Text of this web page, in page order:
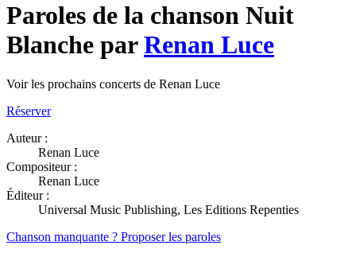
Paroles de la chanson Nuit
Blanche parRenan Luce
Voir les prochains concerts de Renan Luce
Réserver
Auteur :
Renan Luce
Compositeur :
Renan Luce
Éditeur :
Universal Music Publishing, Les Editions Repenties
Chanson manquante ? Proposer les paroles